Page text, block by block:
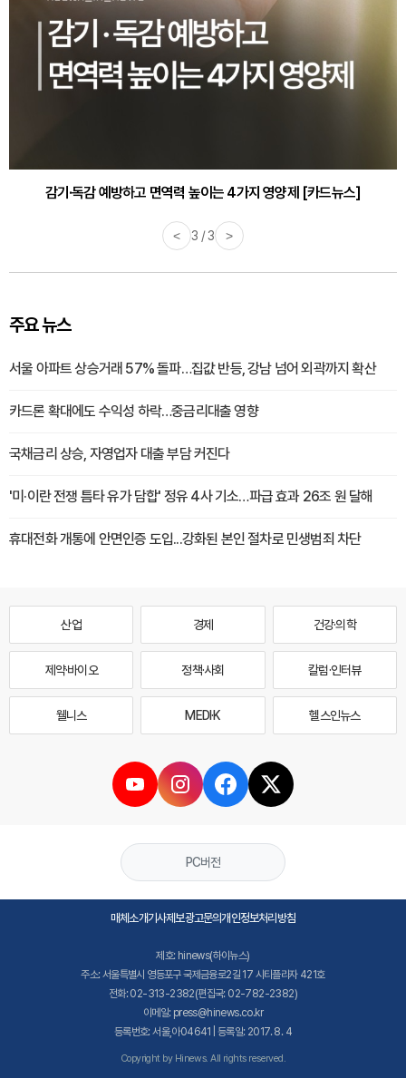
감기·독감 예방하고 면역력 높이는 4가지 영양제 [카드뉴스]
< 3 / 3 >
주요 뉴스
서울 아파트 상승거래 57% 돌파…집값 반등, 강남 넘어 외곽까지 확산
카드론 확대에도 수익성 하락…중금리대출 영향
국채금리 상승, 자영업자 대출 부담 커진다
'미·이란 전쟁 틈타 유가 담합' 정유 4사 기소…파급 효과 26조 원 달해
휴대전화 개통에 안면인증 도입...강화된 본인 절차로 민생범죄 차단
산업 경제 건강·의학
제약·바이오 정책·사회 칼럼·인터뷰
웰니스 MEDI·K 헬스인뉴스
PC버전
매체소개기사제보광고문의개인정보처리방침
제호: hinews(하이뉴스)
주소: 서울특별시 영등포구 국제금융로2길 17 시티플라자 421호
전화: 02-313-2382(편집국: 02-782-2382)
이메일: press@hinews.co.kr
등록번호: 서울,아04641 | 등록일: 2017. 8. 4
Copyright by Hinews. All rights reserved.